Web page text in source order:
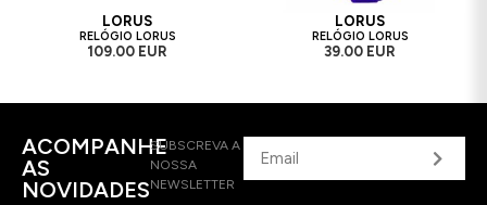
LORUS
RELÓGIO LORUS
109.00 EUR
LORUS
RELÓGIO LORUS
39.00 EUR
ACOMPANHE
AS
NOVIDADES
SUBSCREVA A
NOSSA
NEWSLETTER